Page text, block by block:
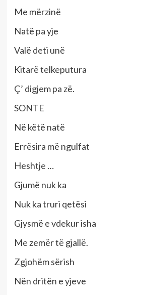
Me mërzinë
Natë pa yje
Valë deti unë
Kitarë telkeputura
Ç’ digjem pa zë.
SONTE
Në këtë natë
Errësira më ngulfat
Heshtje …
Gjumë nuk ka
Nuk ka truri qetësi
Gjysmë e vdekur isha
Me zemër të gjallë.
Zgjohëm sërish
Nën dritën e yjeve